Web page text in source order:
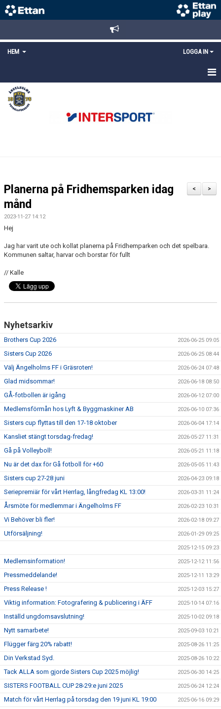
HEM LOGGA IN
STARTSIDA
NYHETER
LÄNKAR
MEDLEMS OCH TRÄNINGSAVGIFTER
>
<
Planerna på Fridhemsparken idag
månd
2023-11-27 14:12
Hej
Jag har varit ute och kollat planerna på Fridhemparken och det spelbara.
Kommunen saltar, harvar och borstar för fullt
// Kalle
Nyhetsarkiv
Brothers Cup 2026 2026-06-25 09:05
Sisters Cup 2026 2026-06-25 08:44
Välj Ängelholms FF i Gräsroten! 2026-06-24 07:48
Glad midsommar! 2026-06-18 08:50
GÅ-fotbollen är igång 2026-06-12 07:00
Medlemsförmån hos Lyft & Byggmaskiner AB 2026-06-10 07:36
Sisters cup flyttas till den 17-18 oktober 2026-06-04 17:14
Kansliet stängt torsdag-fredag! 2026-05-27 11:31
Gå på Volleyboll! 2026-05-21 11:18
Nu är det dax för Gå fotboll för +60 2026-05-05 11:43
Sisters cup 27-28 juni 2026-04-23 09:18
Seriepremiär för vårt Herrlag, långfredag KL 13:00! 2026-03-31 11:24
Årsmöte för medlemmar i Ängelholms FF 2026-02-23 10:31
Vi Behöver bli fler! 2026-02-18 09:27
Utförsäljning! 2026-01-29 09:25
2025-12-15 09:23
Medlemsinformation! 2025-12-12 11:56
Pressmeddelande! 2025-12-11 13:29
Press Release ! 2025-12-03 15:27
Viktig information: Fotografering & publicering i ÄFF 2025-10-14 07:16
Inställd ungdomsavslutning! 2025-10-02 09:18
Nytt samarbete! 2025-09-03 10:21
Flügger färg 20% rabatt! 2025-08-26 11:25
Din Verkstad Syd. 2025-08-26 10:22
Tack ALLA som gjorde Sisters Cup 2025 möjlig! 2025-06-30 14:25
SISTERS FOOTBALL CUP 28-29:e juni 2025 2025-06-24 12:24
Match för vårt Herrlag på torsdag den 19 juni KL 19:00 2025-06-16 09:29